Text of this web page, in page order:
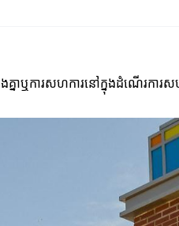
ងគ្នាឬការសហការ​នៅក្នុងដំណើរក